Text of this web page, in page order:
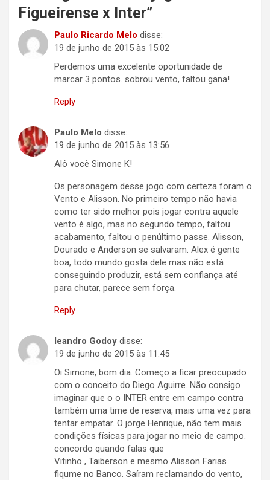
Figueirense x Inter”
Paulo Ricardo Melo disse:
19 de junho de 2015 às 15:02
Perdemos uma excelente oportunidade de
marcar 3 pontos. sobrou vento, faltou gana!
Reply
Paulo Melo disse:
19 de junho de 2015 às 13:56
Alô você Simone K!
Os personagem desse jogo com certeza foram o
Vento e Alisson. No primeiro tempo não havia
como ter sido melhor pois jogar contra aquele
vento é algo, mas no segundo tempo, faltou
acabamento, faltou o penúltimo passe. Alisson,
Dourado e Anderson se salvaram. Alex é gente
boa, todo mundo gosta dele mas não está
conseguindo produzir, está sem confiança até
para chutar, parece sem força.
Reply
leandro Godoy disse:
19 de junho de 2015 às 11:45
Oi Simone, bom dia. Começo a ficar preocupado
com o conceito do Diego Aguirre. Não consigo
imaginar que o o INTER entre em campo contra
também uma time de reserva, mais uma vez para
tentar empatar. O jorge Henrique, não tem mais
condições físicas para jogar no meio de campo.
concordo quando falas que
Vitinho , Taiberson e mesmo Alisson Farias
fiqume no Banco. Saíram reclamando do vento,